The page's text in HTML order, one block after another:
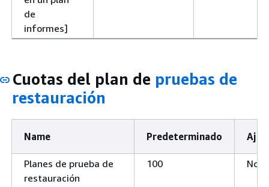
de
informes]
Cuotas del plan de pruebas de
restauración
Name Predeterminado
Planes de prueba de
restauración
100 No